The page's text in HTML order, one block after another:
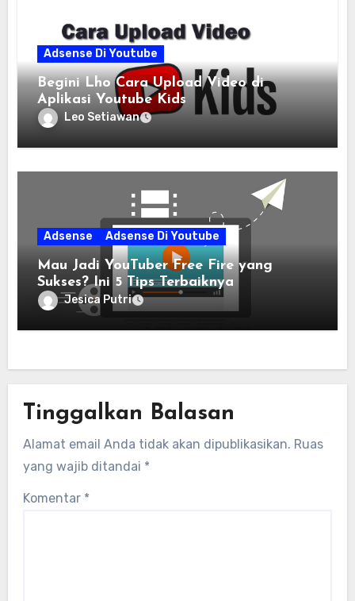
Adsense Di Youtube
Begini Lho Cara Upload Video di
Aplikasi Youtube Kids
Leo Setiawan
Adsense Adsense Di Youtube
Mau Jadi YouTuber Free Fire yang
Sukses? Ini 5 Tips Terbaiknya
Jesica Putri
Tinggalkan Balasan
Alamat email Anda tidak akan dipublikasikan. Ruas
yang wajib ditandai *
Komentar *